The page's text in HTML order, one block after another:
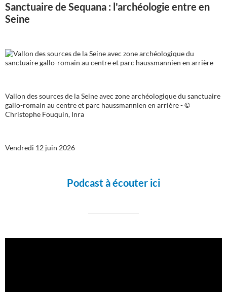
Sanctuaire de Sequana : l'archéologie entre en
Seine
Vallon des sources de la Seine avec zone archéologique du sanctuaire
gallo-romain au centre et parc haussmannien en arrière - ©
Christophe Fouquin, Inra
Vendredi 12 juin 2026
Podcast à écouter ici